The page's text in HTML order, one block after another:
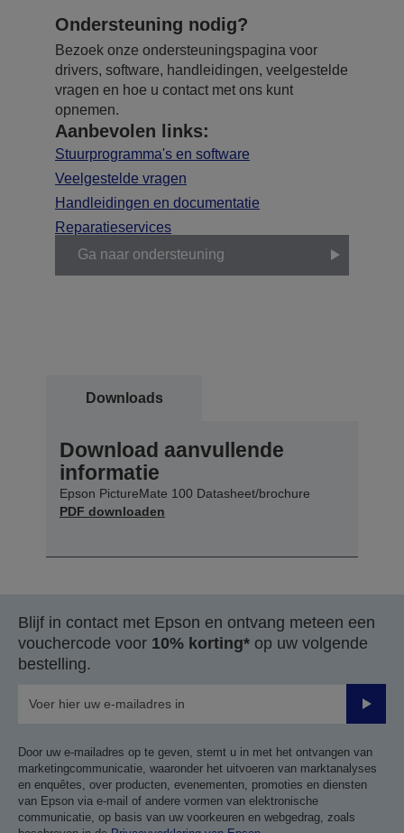
Ondersteuning nodig?
Bezoek onze ondersteuningspagina voor
drivers, software, handleidingen, veelgestelde
vragen en hoe u contact met ons kunt
opnemen.
Aanbevolen links:
Stuurprogramma's en software
Veelgestelde vragen
Handleidingen en documentatie
Reparatieservices
Ga naar ondersteuning
Downloads
Download aanvullende
informatie
Epson PictureMate 100 Datasheet/brochure
PDF downloaden
Blijf in contact met Epson en ontvang meteen een
vouchercode voor 10% korting* op uw volgende
bestelling.
Door uw e-mailadres op te geven, stemt u in met het ontvangen van
marketingcommunicatie, waaronder het uitvoeren van marktanalyses
en enquêtes, over producten, evenementen, promoties en diensten
van Epson via e-mail of andere vormen van elektronische
communicatie, op basis van uw voorkeuren en webgedrag, zoals